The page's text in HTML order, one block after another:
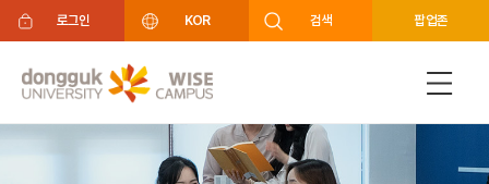
주메뉴 바로가기
푸터 바로가기
로그인 KOR 검색 팝업존